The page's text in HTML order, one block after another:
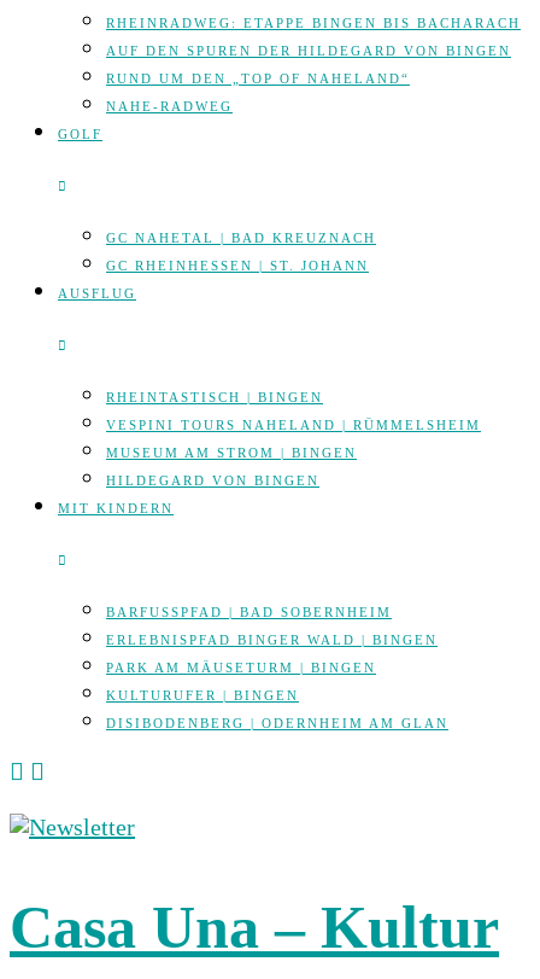
RHEINRADWEG: ETAPPE BINGEN BIS BACHARACH
AUF DEN SPUREN DER HILDEGARD VON BINGEN
RUND UM DEN „TOP OF NAHELAND“
NAHE-RADWEG
GOLF
GC NAHETAL | BAD KREUZNACH
GC RHEINHESSEN | ST. JOHANN
AUSFLUG
RHEINTASTISCH | BINGEN
VESPINI TOURS NAHELAND | RÜMMELSHEIM
MUSEUM AM STROM | BINGEN
HILDEGARD VON BINGEN
MIT KINDERN
BARFUSSPFAD | BAD SOBERNHEIM
ERLEBNISPFAD BINGER WALD | BINGEN
PARK AM MÄUSETURM | BINGEN
KULTURUFER | BINGEN
DISIBODENBERG | ODERNHEIM AM GLAN
Casa Una – Kultur